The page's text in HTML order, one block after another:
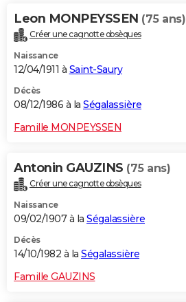
Leon MONPEYSSEN (75 ans)
Créer une cagnotte obsèques
Naissance
12/04/1911 à Saint-Saury
Décès
08/12/1986 à la Ségalassière
Famille MONPEYSSEN
Antonin GAUZINS (75 ans)
Créer une cagnotte obsèques
Naissance
09/02/1907 à la Ségalassière
Décès
14/10/1982 à la Ségalassière
Famille GAUZINS